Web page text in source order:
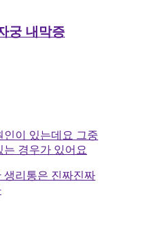
궁 내막증
이 있는데요 그중
경우가 있어요
생리통은 진짜진짜